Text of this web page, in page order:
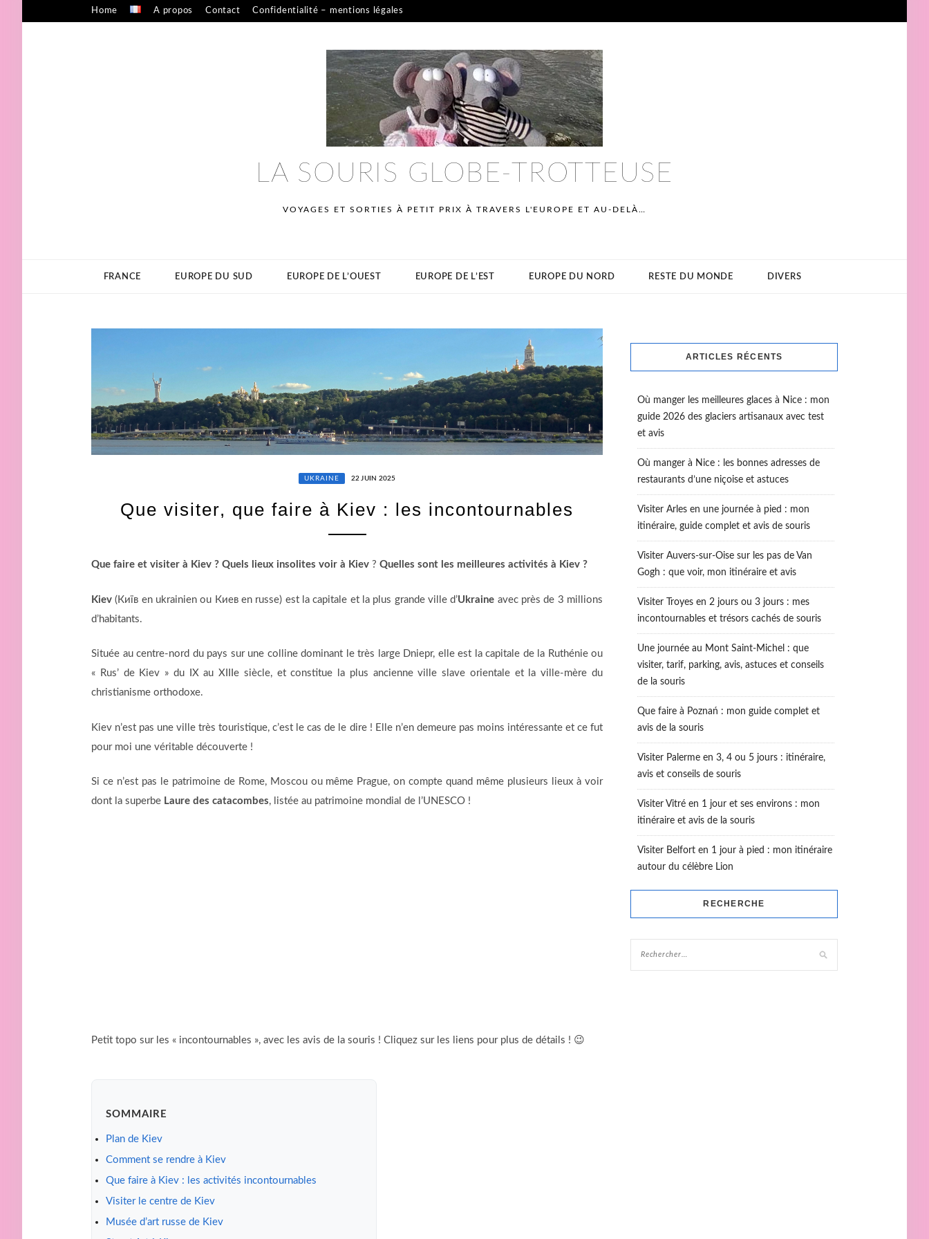
to
Home A propos Contact Confidentialité – mentions légales
LA SOURIS GLOBE-TROTTEUSE
VOYAGES ET SORTIES À PETIT PRIX À TRAVERS L'EUROPE ET AU-DELÀ…
FRANCE EUROPE DU SUD EUROPE DE L’OUEST EUROPE DE L’EST EUROPE DU NORD RESTE DU MONDE DIVERS
UKRAINE 22 JUIN 2025
Que visiter, que faire à Kiev : les incontournables
Que faire et visiter à Kiev ? Quels lieux insolites voir à Kiev ? Quelles sont les meilleures activités à Kiev ?
Kiev ( Київ en ukrainien ou Киевen russe) est la capitale et la plus grande ville d’Ukraine avec près de 3 millions
d’habitants.
Située au centre-nord du pays sur une colline dominant le très large Dniepr, elle est la capitale de la Ruthénie ou
« Rus’ de Kiev » du IX au XIIIe siècle, et constitue la plus ancienne ville slave orientale et la ville-mère du
christianisme orthodoxe.
Kiev n’est pas une ville très touristique, c’est le cas de le dire ! Elle n’en demeure pas moins intéressante et ce fut
pour moi une véritable découverte !
Si ce n’est pas le patrimoine de Rome, Moscou ou même Prague, on compte quand même plusieurs lieux à voir
dont la superbe Laure des catacombes, listée au patrimoine mondial de l’UNESCO !
Petit topo sur les « incontournables », avec les avis de la souris ! Cliquez sur les liens pour plus de détails ! 😉
SOMMAIRE
Plan de Kiev
Comment se rendre à Kiev
Que faire à Kiev : les activités incontournables
Visiter le centre de Kiev
Musée d’art russe de Kiev
ARTICLES RÉCENTS
Où manger les meilleures glaces à Nice : mon
guide 2026 des glaciers artisanaux avec test
et avis
Où manger à Nice : les bonnes adresses de
restaurants d’une niçoise et astuces
Visiter Arles en une journée à pied : mon
itinéraire, guide complet et avis de souris
Visiter Auvers-sur-Oise sur les pas de Van
Gogh : que voir, mon itinéraire et avis
Visiter Troyes en 2 jours ou 3 jours : mes
incontournables et trésors cachés de souris
Une journée au Mont Saint-Michel : que
visiter, tarif, parking, avis, astuces et conseils
de la souris
Que faire à Poznań : mon guide complet et
avis de la souris
Visiter Palerme en 3, 4 ou 5 jours : itinéraire,
avis et conseils de souris
Visiter Vitré en 1 jour et ses environs : mon
itinéraire et avis de la souris
Visiter Belfort en 1 jour à pied : mon itinéraire
autour du célèbre Lion
RECHERCHE